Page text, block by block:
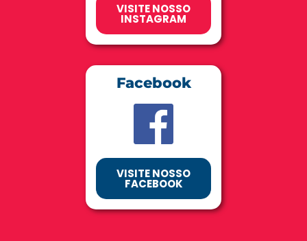
VISITE NOSSO
INSTAGRAM
Facebook
VISITE NOSSO
FACEBOOK